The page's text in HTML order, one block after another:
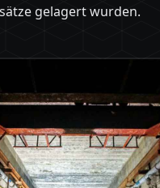
gelagert wurden.